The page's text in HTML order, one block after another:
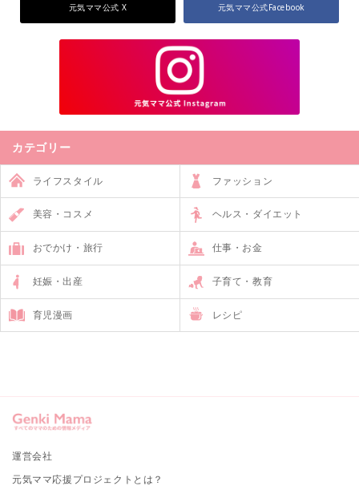
元気ママ公式 X 元気ママ公式Facebook
カテゴリー
ライフスタイル ファッション
美容・コスメ ヘルス・ダイエット
おでかけ・旅行 仕事・お金
妊娠・出産 子育て・教育
育児漫画 レシピ
運営会社
元気ママ応援プロジェクトとは？